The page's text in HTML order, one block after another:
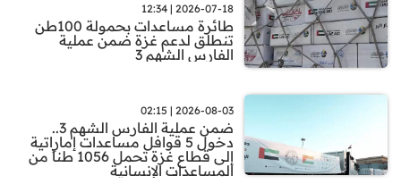
2026-07-18 | 12:34
طائرة مساعدات بحمولة 100طن
تنطلق لدعم غزة ضمن عملية
الفارس الشهم 3
2026-08-03 | 02:15
ضمن عملية الفارس الشهم 3..
دخول 5 قوافل مساعدات إماراتية
إلى قطاع غزة تحمل 1056 طناً من
المساعدات الإنسانية